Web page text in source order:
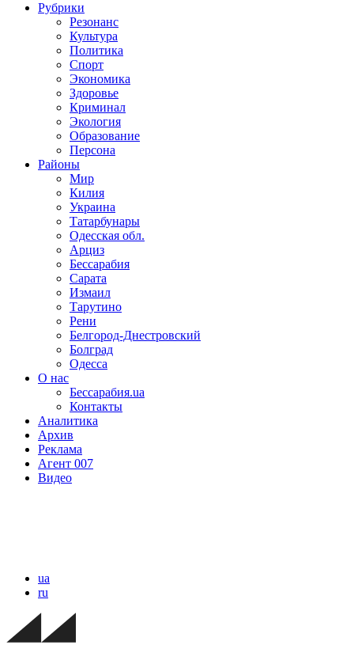
Рубрики
Резонанс
Культура
Политика
Спорт
Экономика
Здоровье
Криминал
Экология
Образование
Персона
Районы
Мир
Килия
Украина
Татарбунары
Одесская обл.
Арциз
Бессарабия
Сарата
Измаил
Тарутино
Рени
Белгород-Днестровский
Болград
Одесса
О нас
Бессарабия.ua
Контакты
Аналитика
Архив
Реклама
Агент 007
Видео
ua
ru